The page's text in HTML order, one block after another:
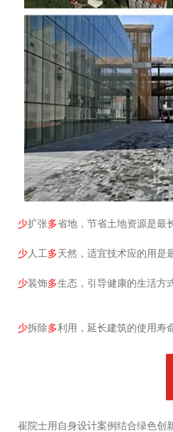
少扩张多省地，节省土地资源是最
少人工多天然，适宜技术应的用是
少装饰多生态，引导健康的生活方
少拆除多利用，延长建筑的使用寿
崔院士用自身设计案例结合绿色创